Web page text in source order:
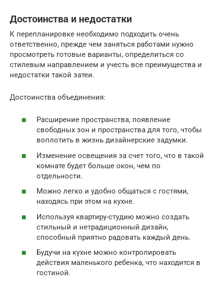
Достоинства и недостатки
К перепланировке необходимо подходить очень
ответственно, прежде чем заняться работами нужно
просмотреть готовые варианты, определиться со
стилевым направлением и учесть все преимущества и
недостатки такой затеи.
Достоинства объединения:
Расширение пространства, появление
свободных зон и пространства для того, чтобы
воплотить в жизнь дизайнерские задумки.
Изменение освещения за счет того, что в такой
комнате будет больше окон, чем по
отдельности.
Можно легко и удобно общаться с гостями,
находясь при этом на кухне.
Используя квартиру-студию можно создать
стильный и нетрадиционный дизайн,
способный приятно радовать каждый день.
Будучи на кухне можно контролировать
действия маленького ребенка, что находится в
гостиной.